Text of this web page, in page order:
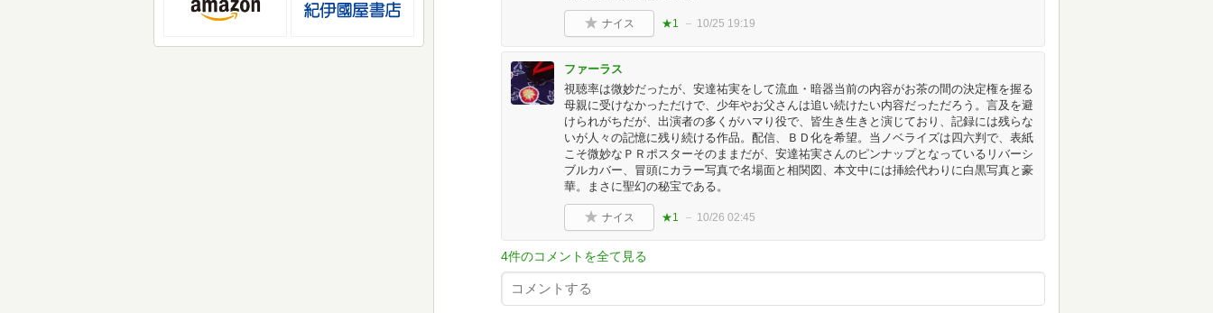
ナイス ★1 10/25 19:19
ファーラス
視聴率は微妙だったが、安達祐実をして流血・暗器当前の内容がお茶の間の決定権を握る
母親に受けなかっただけで、少年やお父さんは追い続けたい内容だっただろう。言及を避
けられがちだが、出演者の多くがハマり役で、皆生き生きと演じており、記録には残らな
いが人々の記憶に残り続ける作品。配信、ＢＤ化を希望。当ノベライズは四六判で、表紙
こそ微妙なＰＲポスターそのままだが、安達祐実さんのピンナップとなっているリバーシ
ブルカバー、冒頭にカラー写真で名場面と相関図、本文中には挿絵代わりに白黒写真と豪
華。まさに聖幻の秘宝である。
ナイス ★1 10/26 02:45
4件のコメントを全て見る